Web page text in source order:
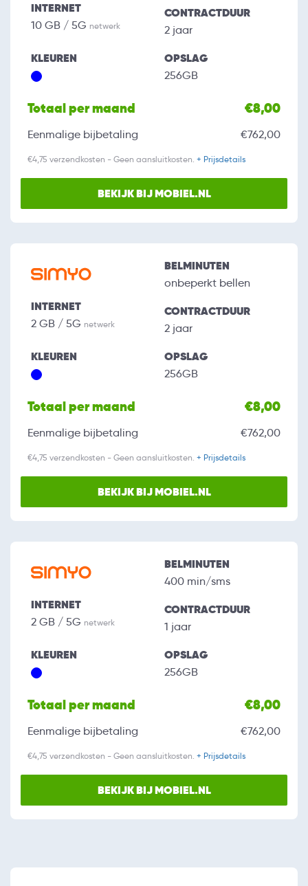
INTERNET
10 GB / 5G netwerk
CONTRACTDUUR
2 jaar
KLEUREN OPSLAG
256GB
Totaal per maand €8,00
Eenmalige bijbetaling €762,00
€4,75 verzendkosten - Geen aansluitkosten. + Prijsdetails
BEKIJK BIJ MOBIEL.NL
INTERNET
2 GB / 5G netwerk
BELMINUTEN
onbeperkt bellen
CONTRACTDUUR
2 jaar
KLEUREN OPSLAG
256GB
Totaal per maand €8,00
Eenmalige bijbetaling €762,00
€4,75 verzendkosten - Geen aansluitkosten. + Prijsdetails
BEKIJK BIJ MOBIEL.NL
INTERNET
2 GB / 5G netwerk
BELMINUTEN
400 min/sms
CONTRACTDUUR
1 jaar
KLEUREN OPSLAG
256GB
Totaal per maand €8,00
Eenmalige bijbetaling €762,00
€4,75 verzendkosten - Geen aansluitkosten. + Prijsdetails
BEKIJK BIJ MOBIEL.NL